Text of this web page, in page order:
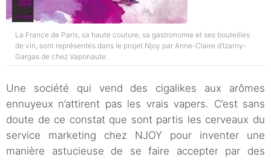
La France de Paris, sa haute couture, sa gastronomie et ses bouteilles
de vin, sont représentés dans le projet Njoy par Anne-Claire d’Izarny-
Gargas de chez Vaponaute.
Une société qui vend des cigalikes aux arômes
ennuyeux n’attirent pas les vrais vapers. C’est sans
doute de ce constat que sont partis les cerveaux du
service marketing chez NJOY pour inventer une
manière astucieuse de se faire accepter par des